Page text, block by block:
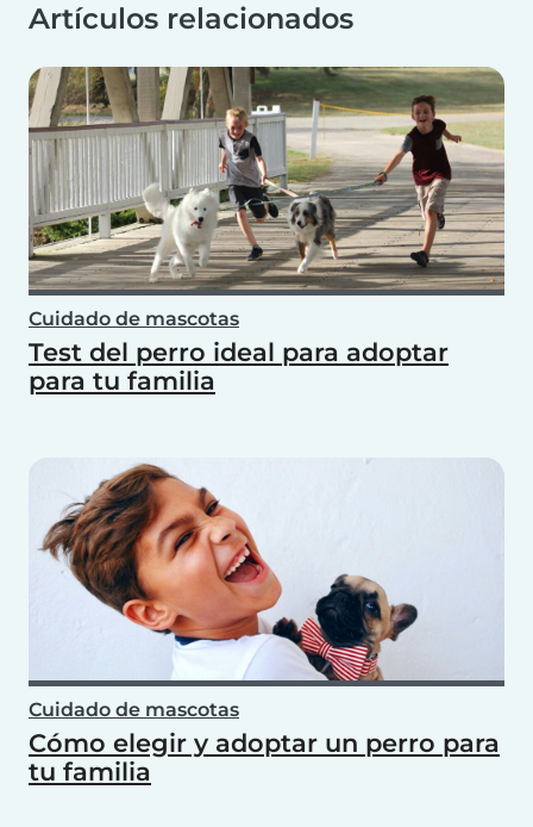
Artículos relacionados
Cuidado de mascotas
Test del perro ideal para adoptar
para tu familia
Cuidado de mascotas
Cómo elegir y adoptar un perro para
tu familia